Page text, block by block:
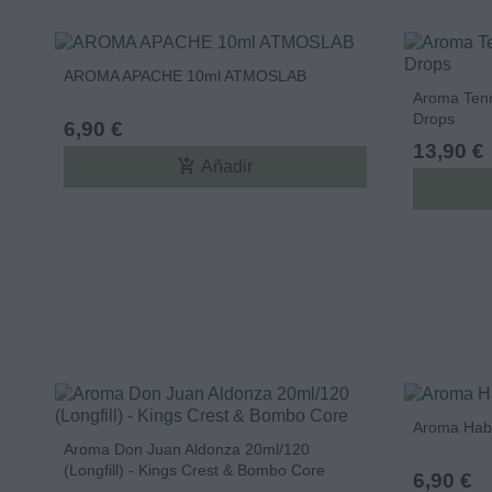
AROMA APACHE 10ml ATMOSLAB
6,90 €
add_shopping_cart Añadir
Aroma
Drops
13,90 €
Aroma Don Juan Aldonza 20ml/120
(Longfill) - Kings Crest & Bombo Core
Aroma
6,90 €